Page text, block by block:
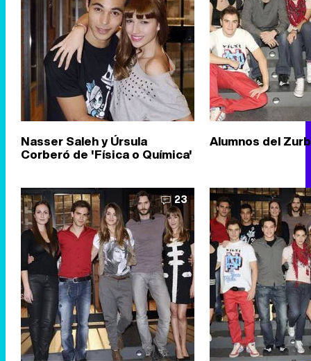
Nasser Saleh y Úrsula
Corberó de 'Física o Química'
Alumnos del
23